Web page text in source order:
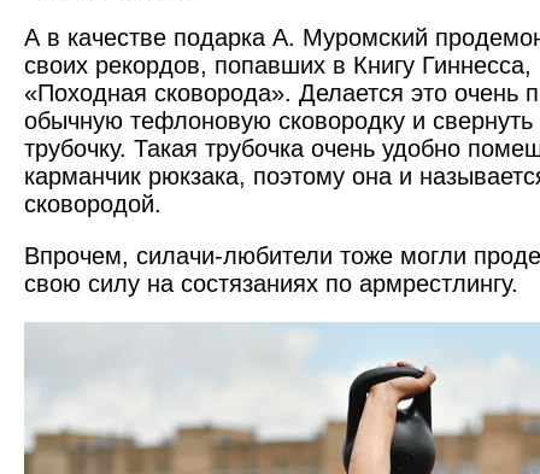
А в качестве подарка А. ­Муромский
своих рекордов, попавших в Книгу
«Походная сковорода». Делается это очень
обычную тефлоновую сковородку и свернуть
трубочку. Такая трубочка очень удобно
карманчик рюкзака, поэтому она и
сковородой.
Впрочем, силачи-любители тоже могли
свою силу на состязаниях по армрестлингу.